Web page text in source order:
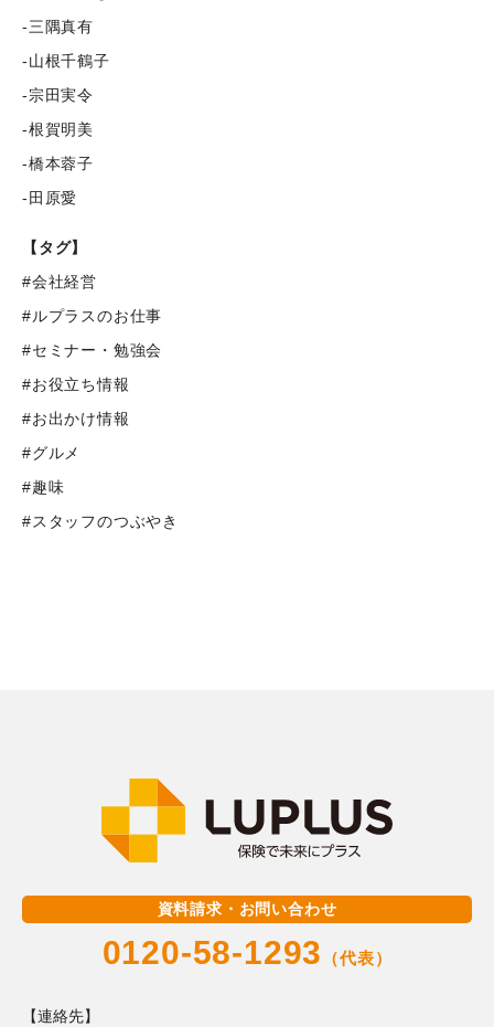
-三隅真有
-山根千鶴子
-宗田実令
-根賀明美
-橋本蓉子
-田原愛
【タグ】
#会社経営
#ルプラスのお仕事
#セミナー・勉強会
#お役立ち情報
#お出かけ情報
#グルメ
#趣味
#スタッフのつぶやき
資料請求・お問い合わせ
0120-58-1293 （代表）
【連絡先】